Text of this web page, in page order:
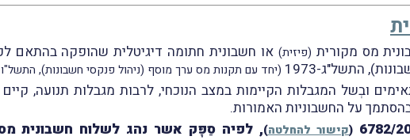
מס מקורית (פיזית) או חשבונית חתומה דיגיטלית שהופקה בהתאם
(יחד עם תקנות מס ערך מוסף (ניהול פנקסי חשבונות), התשל"ו-
ובְשל המגבלות הקיימות במצב הנוכחי, לרבות מגבלות תנועה,
על החשבוניות האמורות.
(קישור להחלטה), לפיה סַפָּק אשר נהג לשלוח חשבונית